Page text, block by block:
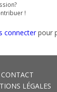
!
connecterpour
CONTACT
LÉGALES